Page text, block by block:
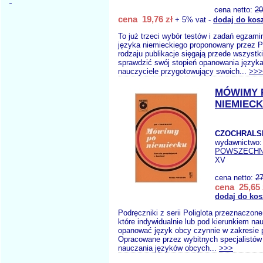
cena netto:
cena 19,76 zł + 5% vat - dodaj do
To już trzeci wybór testów i zadań
języka niemieckiego proponowany przez
rodzaju publikacje sięgają przede
sprawdzić swój stopień opanowania
nauczyciele przygotowujący swoich... >>>
MÓWIMY
XV
cena netto:
cena 25,65
dodaj do
Podręczniki z serii Poliglota
które indywidualnie lub pod kierunkiem
opanować język obcy czynnie w zakresie
Opracowane przez wybitnych
nauczania języków obcych... >>>